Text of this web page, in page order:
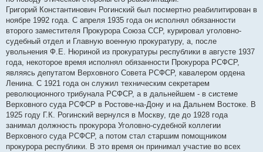
Григорий Константинович Рогинский был посмертно реабилитирован в
ноябре 1992 года. С апреля 1935 года он исполнял обязанности
второго заместителя Прокурора Союза ССР, курировал уголовно-
судебный отдел и Главную военную прокуратуру, а, после
увольнения Ф.Е. Нюриной из прокуратуры республики в августе 1937
года, некоторое время исполнял обязанности Прокурора РСФСР,
являясь депутатом Верховного Совета РСФСР, кавалером ордена
Ленина. С 1921 года он служил техническим секретарем
революционного трибунала РСФСР, а в дальнейшем - в системе
Верховного суда РСФСР в Ростове-на-Дону и на Дальнем Востоке. В
1925 году Г.К. Рогинский вернулся в Москву, где до 1928 года
занимал должность прокурора Уголовно-судебной коллегии
Верховного суда РСФСР, а потом стал старшим помощником
прокурора республики. В это время он принимал участие во всех